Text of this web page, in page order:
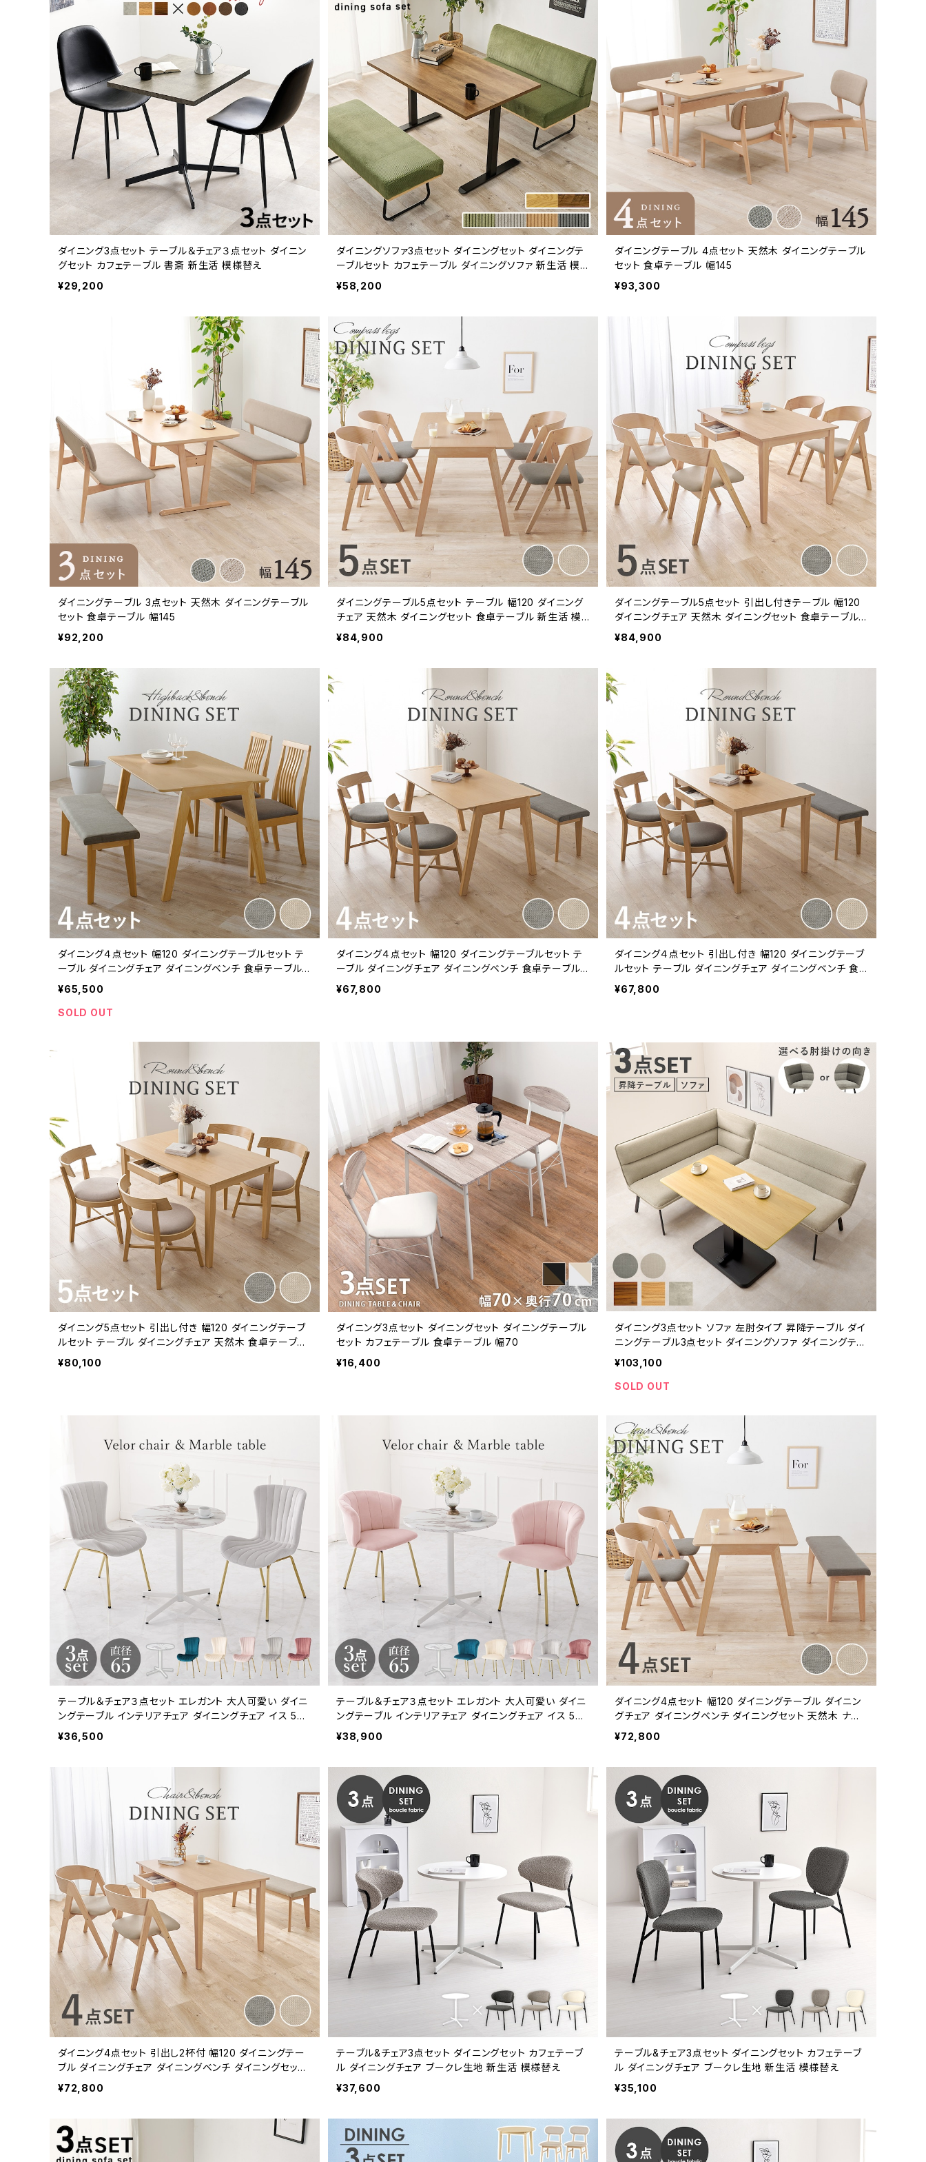
ダイニング3点セット テーブル＆チェア３点セット ダイニン
グセット カフェテーブル 書斎 新生活 模様替え
¥29,200
ダイニングソファ3点セット ダイニングセット ダイニングテ
ーブルセット カフェテーブル ダイニングソファ 新生活 模
様替え
¥58,200
ダイニングテーブル 4点セット 天然木 ダイニングテーブル
セット 食卓テーブル 幅145
¥93,300
ダイニングテーブル 3点セット 天然木 ダイニングテーブル
セット 食卓テーブル 幅145
¥92,200
ダイニングテーブル5点セット テーブル 幅120 ダイニング
チェア 天然木 ダイニングセット 食卓テーブル 新生活 模
様替え
¥84,900
ダイニングテーブル5点セット 引出し付きテーブル 幅120
ダイニングチェア 天然木 ダイニングセット 食卓テーブル
新生活 模様替え
¥84,900
ダイニング４点セット 幅120 ダイニングテーブルセット テ
ーブル ダイニングチェア ダイニングベンチ 食卓テーブル
新生活 模様替え
¥65,500
SOLD OUT
ダイニング４点セット 幅120 ダイニングテーブルセット テ
ーブル ダイニングチェア ダイニングベンチ 食卓テーブル
新生活 模様替え
¥67,800
ダイニング４点セット 引出し付き 幅120 ダイニングテーブ
ルセット テーブル ダイニングチェア ダイニングベンチ 食
卓テーブル 新生活 模様替え
¥67,800
ダイニング5点セット 引出し付き 幅120 ダイニングテーブ
ルセット テーブル ダイニングチェア 天然木 食卓テーブル
新生活 模様替え
¥80,100
ダイニング3点セット ダイニングセット ダイニングテーブル
セット カフェテーブル 食卓テーブル 幅70
¥16,400
ダイニング3点セット ソファ 左肘タイプ 昇降テーブル ダイ
ニングテーブル3点セット ダイニングソファ ダイニングテー
ブル 新生活 模様替え
¥103,100
SOLD OUT
テーブル＆チェア３点セット エレガント 大人可愛い ダイニ
ングテーブル インテリアチェア ダイニングチェア イス 5色
展開 新生活
¥36,500
テーブル＆チェア３点セット エレガント 大人可愛い ダイニ
ングテーブル インテリアチェア ダイニングチェア イス 5色
展開 新生活
¥38,900
ダイニング4点セット 幅120 ダイニングテーブル ダイニン
グチェア ダイニングベンチ ダイニングセット 天然木 ナチ
ュラル 新生活 模様替え
¥72,800
ダイニング4点セット 引出し2杯付 幅120 ダイニングテー
ブル ダイニングチェア ダイニングベンチ ダイニングセット
天然木 ナチュラル 新生活 模様替え
¥72,800
テーブル&チェア3点セット ダイニングセット カフェテーブ
ル ダイニングチェア ブークレ生地 新生活 模様替え
¥37,600
テーブル&チェア3点セット ダイニングセット カフェテーブ
ル ダイニングチェア ブークレ生地 新生活 模様替え
¥35,100